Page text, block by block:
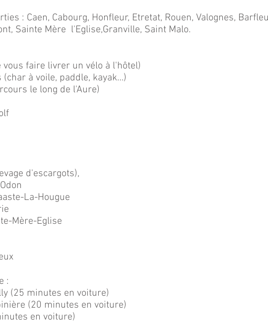
: Caen, Cabourg, Honfleur, Etretat, Rouen, Valognes,
Sainte Mère l'Eglise,Granville, Saint Malo.
faire livrer un vélo à l'hôtel)
à voile, paddle, kayak…)
le long de l'Aure)
d'escargots),
La-Hougue
Mère-Eglise
:
(25 minutes en voiture)
(20 minutes en voiture)
en voiture)